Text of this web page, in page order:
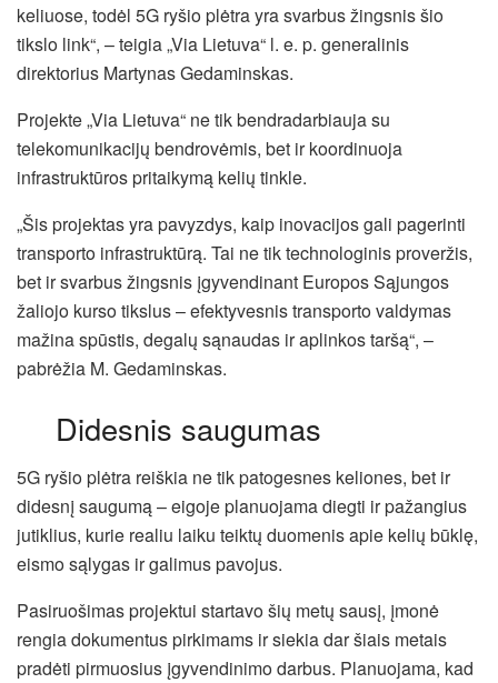
keliuose, todėl 5G ryšio plėtra yra svarbus žingsnis šio
tikslo link“, – teigia „Via Lietuva“ l. e. p. generalinis
direktorius Martynas Gedaminskas.
Projekte „Via Lietuva“ ne tik bendradarbiauja su
telekomunikacijų bendrovėmis, bet ir koordinuoja
infrastruktūros pritaikymą kelių tinkle.
„Šis projektas yra pavyzdys, kaip inovacijos gali pagerinti
transporto infrastruktūrą. Tai ne tik technologinis proveržis,
bet ir svarbus žingsnis įgyvendinant Europos Sąjungos
žaliojo kurso tikslus – efektyvesnis transporto valdymas
mažina spūstis, degalų sąnaudas ir aplinkos taršą“, –
pabrėžia M. Gedaminskas.
Didesnis saugumas
5G ryšio plėtra reiškia ne tik patogesnes keliones, bet ir
didesnį saugumą – eigoje planuojama diegti ir pažangius
jutiklius, kurie realiu laiku teiktų duomenis apie kelių būklę,
eismo sąlygas ir galimus pavojus.
Pasiruošimas projektui startavo šių metų sausį, įmonė
rengia dokumentus pirkimams ir siekia dar šiais metais
pradėti pirmuosius įgyvendinimo darbus. Planuojama, kad